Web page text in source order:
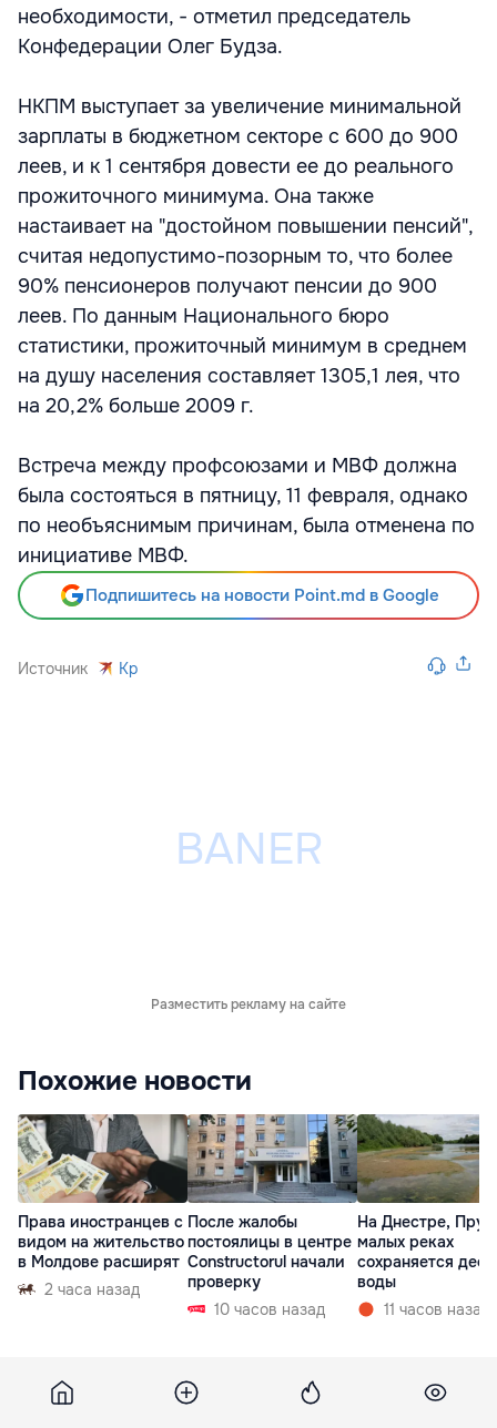
необходимости, - отметил председатель
Конфедерации Олег Будза.
НКПМ выступает за увеличение минимальной
зарплаты в бюджетном секторе с 600 до 900
леев, и к 1 сентября довести ее до реального
прожиточного минимума. Она также
настаивает на "достойном повышении пенсий",
считая недопустимо-позорным то, что более
90% пенсионеров получают пенсии до 900
леев. По данным Национального бюро
статистики, прожиточный минимум в среднем
на душу населения составляет 1305,1 лея, что
на 20,2% больше 2009 г.
Встреча между профсоюзами и МВФ должна
была состояться в пятницу, 11 февраля, однако
по необъяснимым причинам, была отменена по
инициативе МВФ.
Подпишитесь на новости Point.md в Google
Источник Kp
Разместить рекламу на сайте
Похожие новости
Права иностранцев с
видом на жительство
в Молдове расширят
2 часа назад
После жалобы
постоялицы в центре
Constructorul начали
проверку
10 часов назад
На Днестре,
малых реках
сохраняется
воды
11 часов назад